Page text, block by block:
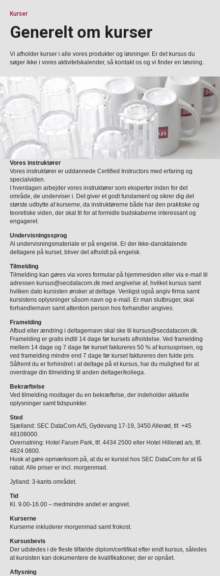
Kurser
Generelt om kurser
Vi afholder kurser i alle vores produkter og løsninger. Er det kursus du
søger ikke i vores aktivitetskalender, så kontakt os og vi finder en løsning.
Vores instruktører
Vores instruktører er uddannede Certified Instructors med erfaring og
specialviden.
I hverdagen arbejder vores instruktører som eksperter inden for det
område, de underviser i. Det giver et godt fundament og sikrer dig det
største udbytte af kurserne, da instruktørerne både har den praktiske og
teoretiske viden, der skal til for at formidle budskaberne interessant og
engageret.
Undervisningssprog
Al undervisningsmateriale er på engelsk. Er der ikke-dansktalende
deltagere på kurset, bliver det afholdt på engelsk.
Tilmelding
Tilmelding kan gøres via vores formular på hjemmesiden eller via e-mail til
adressen kursus@secdatacom.dk med angivelse af, hvilket kursus samt
hvilken dato kursisten ønsker at deltage. Venligst også angiv firma samt
kursistens oplysninger såsom navn og e-mail. Er man slutbruger, skal
forhandlernavn samt attention person hos forhandler angives.
Framelding
Afbud eller ændring i deltagernavn skal ske til kursus@secdatacom.dk.
Framelding er gratis indtil 14 dage før kursets afholdelse. Ved framelding
mellem 14 dage og 7 dage før kurset faktureres 50 % af kursusprisen, og
ved framelding mindre end 7 dage før kurset faktureres den fulde pris.
Såfremt du er forhindret i at deltage på et kursus, har du mulighed for at
overdrage din tilmelding til anden deltager/kollega.
Bekræftelse
Ved tilmelding modtager du en bekræftelse, der indeholder aktuelle
oplysninger samt tidspunkter.
Sted
Sjælland: SEC DataCom A/S, Gydevang 17-19, 3450 Allerød, tlf. +45
48108000.
Overnatning: Hotel Farum Park, tlf. 4434 2500 eller Hotel Hillerød a/s, tlf.
4824 0800.
Husk at gøre opmærksom på, at du er kursist hos SEC DataCom for at få
rabat. Alle priser er incl. morgenmad.
Jylland: 3-kants området.
Tid
Kl. 9.00-16.00 – medmindre andet er angivet.
Kurserne
Kurserne inkluderer morgenmad samt frokost.
Kursusbevis
Der udstedes i de fleste tilfælde diplom/certifikat efter endt kursus, således
at kursisten kan dokumentere de kvalifikationer, der er opnået.
Aflysning